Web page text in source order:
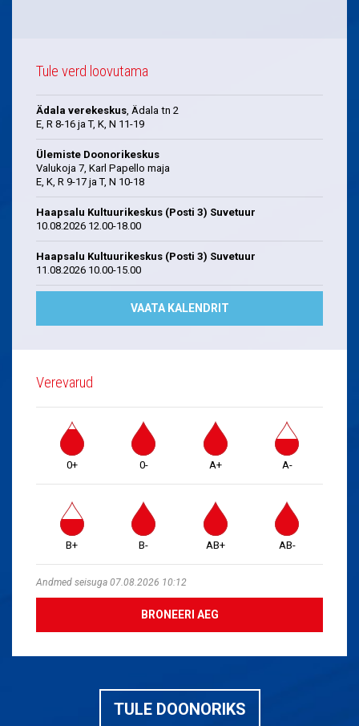
Tule verd loovutama
Ädala verekeskus, Ädala tn 2
E, R 8-16 ja T, K, N 11-19
Ülemiste Doonorikeskus
Valukoja 7, Karl Papello maja
E, K, R 9-17 ja T, N 10-18
Haapsalu Kultuurikeskus (Posti 3) Suvetuur
10.08.2026 12.00-18.00
Haapsalu Kultuurikeskus (Posti 3) Suvetuur
11.08.2026 10.00-15.00
VAATA KALENDRIT
Verevarud
0+ 0- A+ A-
B+ B- AB+ AB-
Andmed seisuga 07.08.2026 10:12
BRONEERI AEG
TULE DOONORIKS